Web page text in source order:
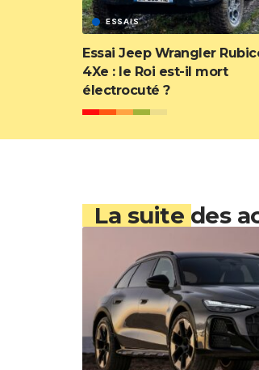
ESSAIS
Essai Jeep Wrangler
4Xe : le Roi est-il mort
électrocuté ?
La suite des